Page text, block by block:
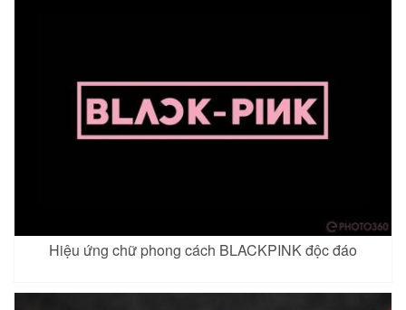
Hiệu ứng chữ phong cách BLACKPINK độc đáo